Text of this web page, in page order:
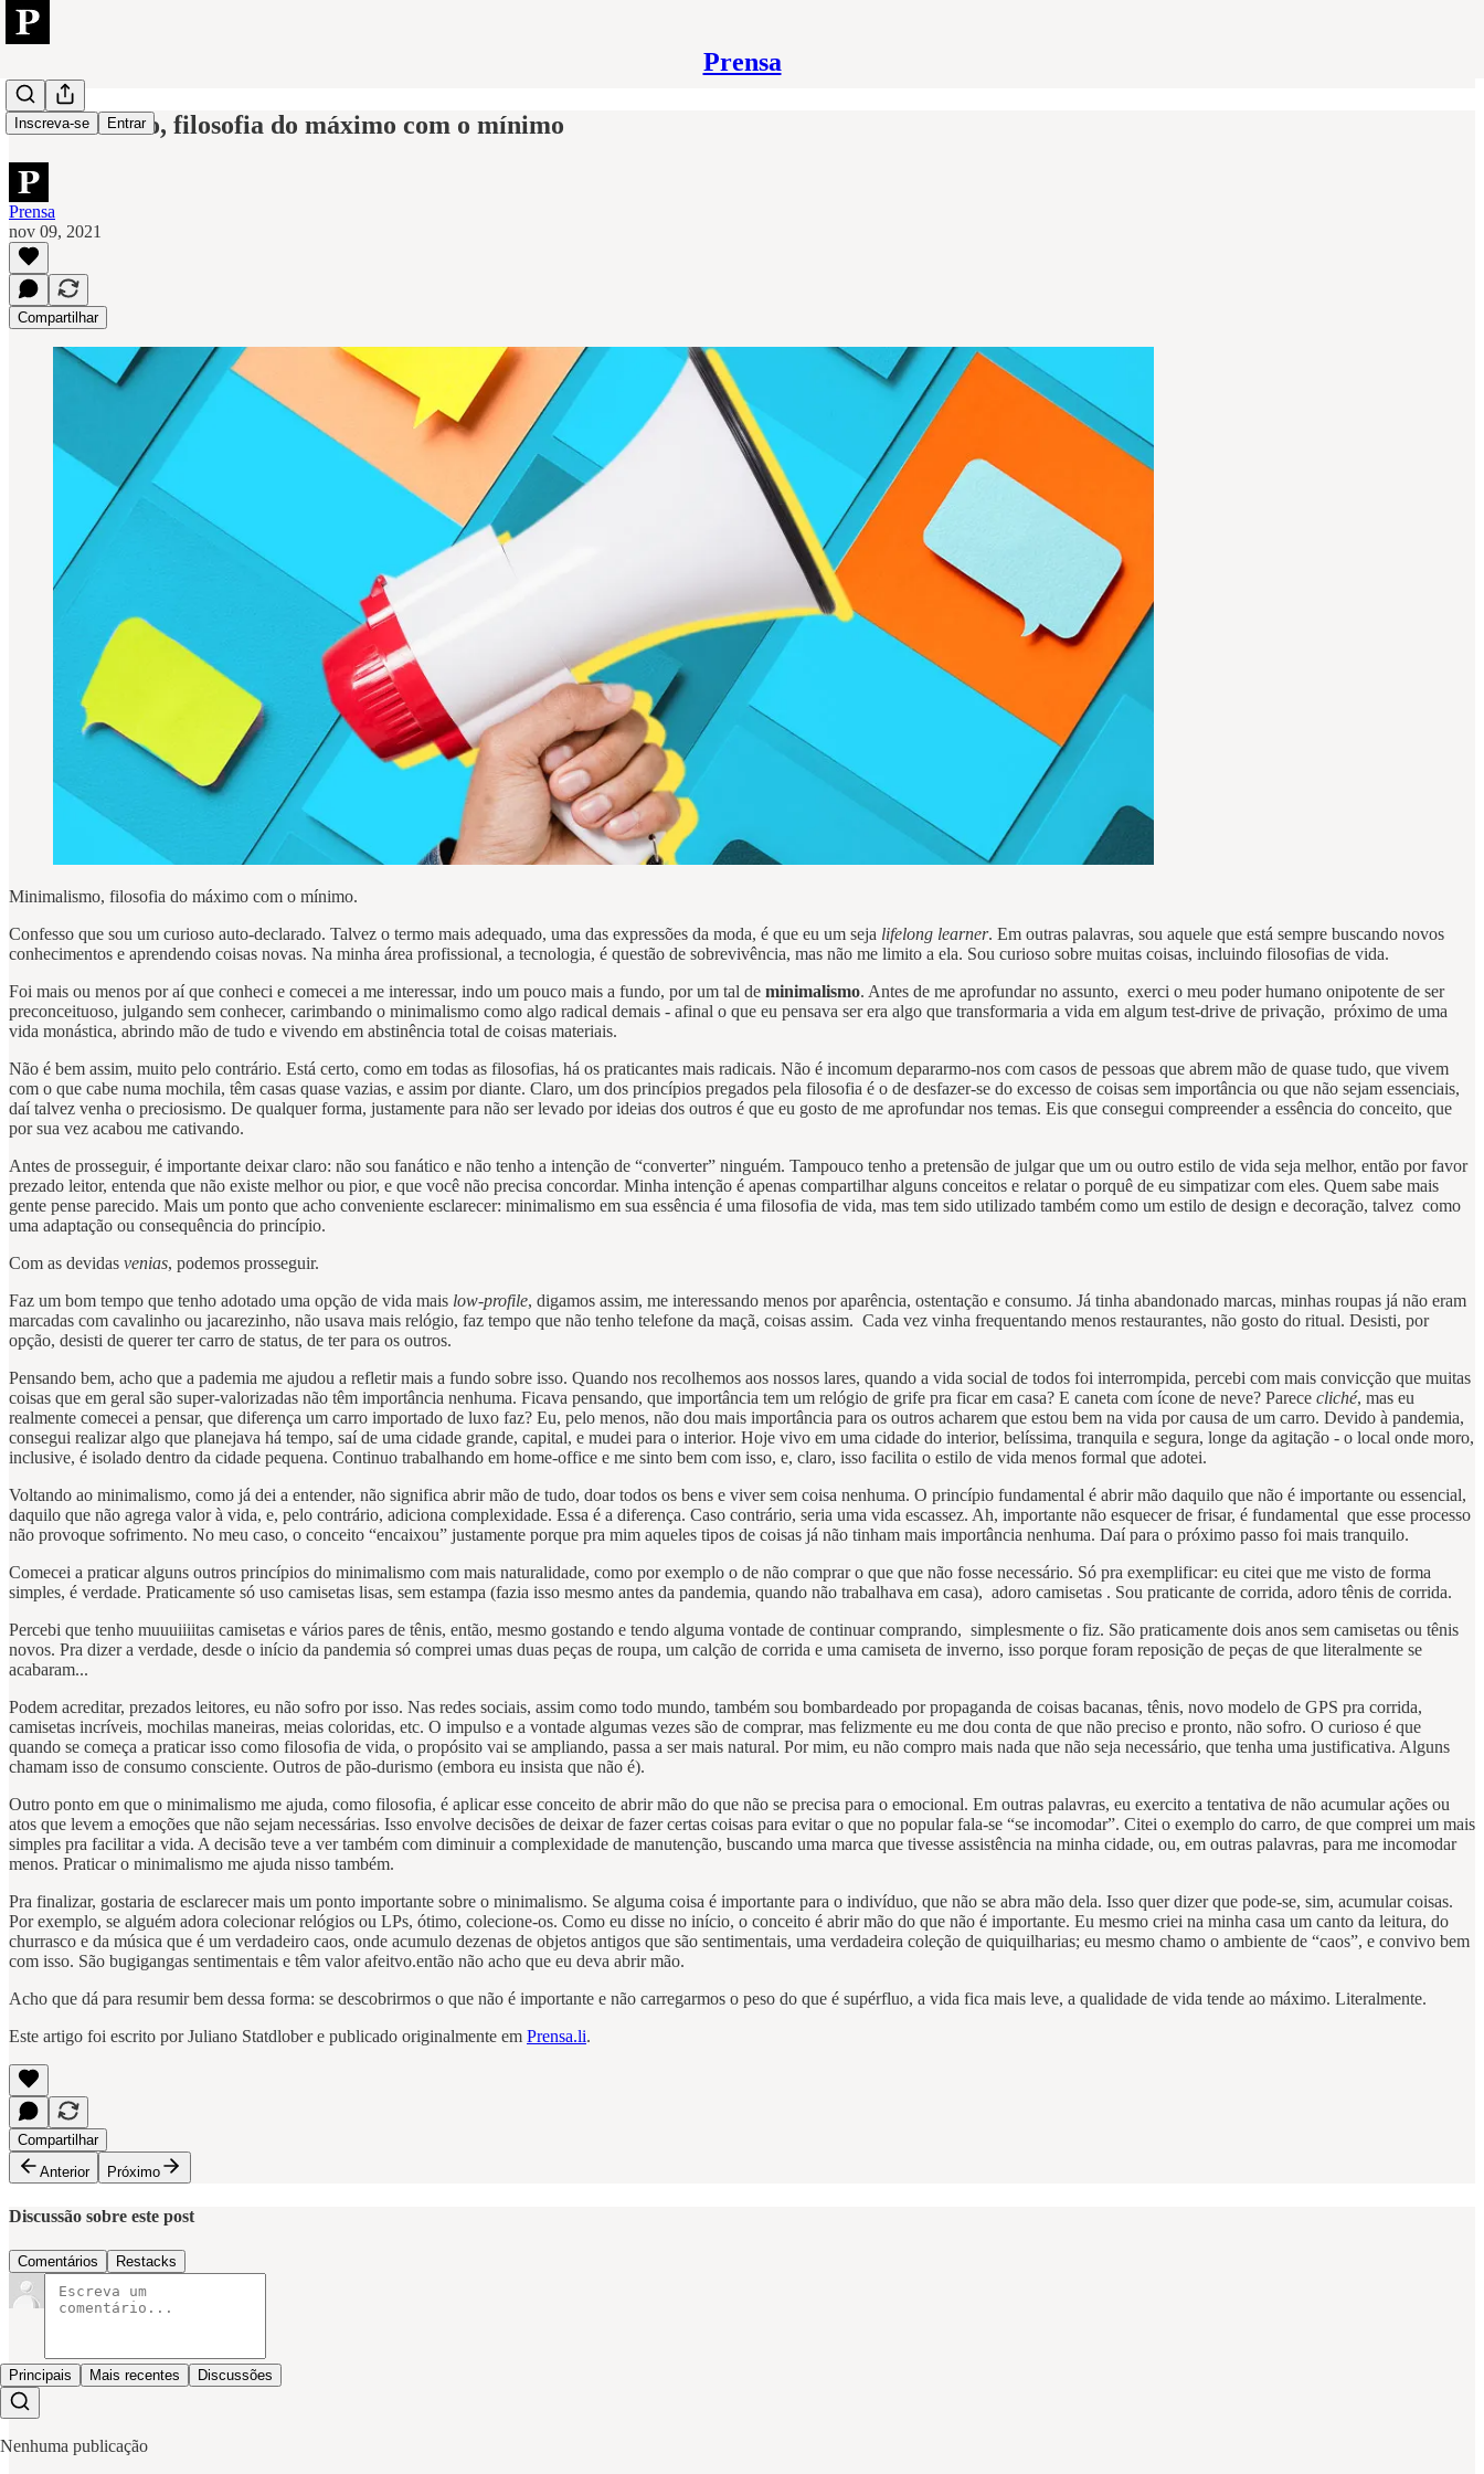
Prensa
Inscreva-se Entrar
Minimalismo, filosofia do máximo com o mínimo
Prensa
nov 09, 2021
Compartilhar
Minimalismo, filosofia do máximo com o mínimo.
Confesso que sou um curioso auto-declarado. Talvez o termo mais adequado, uma das expressões da moda, é que eu um seja lifelong learner. Em outras palavras, sou aquele que está sempre buscando novos
conhecimentos e aprendendo coisas novas. Na minha área profissional, a tecnologia, é questão de sobrevivência, mas não me limito a ela. Sou curioso sobre muitas coisas, incluindo filosofias de vida.
Foi mais ou menos por aí que conheci e comecei a me interessar, indo um pouco mais a fundo, por um tal de minimalismo. Antes de me aprofundar no assunto, exerci o meu poder humano onipotente de ser
preconceituoso, julgando sem conhecer, carimbando o minimalismo como algo radical demais - afinal o que eu pensava ser era algo que transformaria a vida em algum test-drive de privação, próximo de uma
vida monástica, abrindo mão de tudo e vivendo em abstinência total de coisas materiais.
Não é bem assim, muito pelo contrário. Está certo, como em todas as filosofias, há os praticantes mais radicais. Não é incomum depararmo-nos com casos de pessoas que abrem mão de quase tudo, que vivem
com o que cabe numa mochila, têm casas quase vazias, e assim por diante. Claro, um dos princípios pregados pela filosofia é o de desfazer-se do excesso de coisas sem importância ou que não sejam essenciais,
daí talvez venha o preciosismo. De qualquer forma, justamente para não ser levado por ideias dos outros é que eu gosto de me aprofundar nos temas. Eis que consegui compreender a essência do conceito, que
por sua vez acabou me cativando.
Antes de prosseguir, é importante deixar claro: não sou fanático e não tenho a intenção de “converter” ninguém. Tampouco tenho a pretensão de julgar que um ou outro estilo de vida seja melhor, então por favor
prezado leitor, entenda que não existe melhor ou pior, e que você não precisa concordar. Minha intenção é apenas compartilhar alguns conceitos e relatar o porquê de eu simpatizar com eles. Quem sabe mais
gente pense parecido. Mais um ponto que acho conveniente esclarecer: minimalismo em sua essência é uma filosofia de vida, mas tem sido utilizado também como um estilo de design e decoração, talvez como
uma adaptação ou consequência do princípio.
Com as devidas venias, podemos prosseguir.
Faz um bom tempo que tenho adotado uma opção de vida mais low-profile, digamos assim, me interessando menos por aparência, ostentação e consumo. Já tinha abandonado marcas, minhas roupas já não eram
marcadas com cavalinho ou jacarezinho, não usava mais relógio, faz tempo que não tenho telefone da maçã, coisas assim. Cada vez vinha frequentando menos restaurantes, não gosto do ritual. Desisti, por
opção, desisti de querer ter carro de status, de ter para os outros.
Pensando bem, acho que a pademia me ajudou a refletir mais a fundo sobre isso. Quando nos recolhemos aos nossos lares, quando a vida social de todos foi interrompida, percebi com mais convicção que muitas
coisas que em geral são super-valorizadas não têm importância nenhuma. Ficava pensando, que importância tem um relógio de grife pra ficar em casa? E caneta com ícone de neve? Parece cliché, mas eu
realmente comecei a pensar, que diferença um carro importado de luxo faz? Eu, pelo menos, não dou mais importância para os outros acharem que estou bem na vida por causa de um carro. Devido à pandemia,
consegui realizar algo que planejava há tempo, saí de uma cidade grande, capital, e mudei para o interior. Hoje vivo em uma cidade do interior, belíssima, tranquila e segura, longe da agitação - o local onde moro,
inclusive, é isolado dentro da cidade pequena. Continuo trabalhando em home-office e me sinto bem com isso, e, claro, isso facilita o estilo de vida menos formal que adotei.
Voltando ao minimalismo, como já dei a entender, não significa abrir mão de tudo, doar todos os bens e viver sem coisa nenhuma. O princípio fundamental é abrir mão daquilo que não é importante ou essencial,
daquilo que não agrega valor à vida, e, pelo contrário, adiciona complexidade. Essa é a diferença. Caso contrário, seria uma vida escassez. Ah, importante não esquecer de frisar, é fundamental que esse processo
não provoque sofrimento. No meu caso, o conceito “encaixou” justamente porque pra mim aqueles tipos de coisas já não tinham mais importância nenhuma. Daí para o próximo passo foi mais tranquilo.
Comecei a praticar alguns outros princípios do minimalismo com mais naturalidade, como por exemplo o de não comprar o que que não fosse necessário. Só pra exemplificar: eu citei que me visto de forma
simples, é verdade. Praticamente só uso camisetas lisas, sem estampa (fazia isso mesmo antes da pandemia, quando não trabalhava em casa), adoro camisetas . Sou praticante de corrida, adoro tênis de corrida.
Percebi que tenho muuuiiiitas camisetas e vários pares de tênis, então, mesmo gostando e tendo alguma vontade de continuar comprando, simplesmente o fiz. São praticamente dois anos sem camisetas ou tênis
novos. Pra dizer a verdade, desde o início da pandemia só comprei umas duas peças de roupa, um calção de corrida e uma camiseta de inverno, isso porque foram reposição de peças de que literalmente se
acabaram...
Podem acreditar, prezados leitores, eu não sofro por isso. Nas redes sociais, assim como todo mundo, também sou bombardeado por propaganda de coisas bacanas, tênis, novo modelo de GPS pra corrida,
camisetas incríveis, mochilas maneiras, meias coloridas, etc. O impulso e a vontade algumas vezes são de comprar, mas felizmente eu me dou conta de que não preciso e pronto, não sofro. O curioso é que
quando se começa a praticar isso como filosofia de vida, o propósito vai se ampliando, passa a ser mais natural. Por mim, eu não compro mais nada que não seja necessário, que tenha uma justificativa. Alguns
chamam isso de consumo consciente. Outros de pão-durismo (embora eu insista que não é).
Outro ponto em que o minimalismo me ajuda, como filosofia, é aplicar esse conceito de abrir mão do que não se precisa para o emocional. Em outras palavras, eu exercito a tentativa de não acumular ações ou
atos que levem a emoções que não sejam necessárias. Isso envolve decisões de deixar de fazer certas coisas para evitar o que no popular fala-se “se incomodar”. Citei o exemplo do carro, de que comprei um mais
simples pra facilitar a vida. A decisão teve a ver também com diminuir a complexidade de manutenção, buscando uma marca que tivesse assistência na minha cidade, ou, em outras palavras, para me incomodar
menos. Praticar o minimalismo me ajuda nisso também.
Pra finalizar, gostaria de esclarecer mais um ponto importante sobre o minimalismo. Se alguma coisa é importante para o indivíduo, que não se abra mão dela. Isso quer dizer que pode-se, sim, acumular coisas.
Por exemplo, se alguém adora colecionar relógios ou LPs, ótimo, colecione-os. Como eu disse no início, o conceito é abrir mão do que não é importante. Eu mesmo criei na minha casa um canto da leitura, do
churrasco e da música que é um verdadeiro caos, onde acumulo dezenas de objetos antigos que são sentimentais, uma verdadeira coleção de quiquilharias; eu mesmo chamo o ambiente de “caos”, e convivo bem
com isso. São bugigangas sentimentais e têm valor afeitvo.então não acho que eu deva abrir mão.
Acho que dá para resumir bem dessa forma: se descobrirmos o que não é importante e não carregarmos o peso do que é supérfluo, a vida fica mais leve, a qualidade de vida tende ao máximo. Literalmente.
Este artigo foi escrito por Juliano Statdlober e publicado originalmente em Prensa.li.
Compartilhar
Anterior
Próximo
Discussão sobre este post
Comentários Restacks
Principais Mais recentes Discussões
Nenhuma publicação